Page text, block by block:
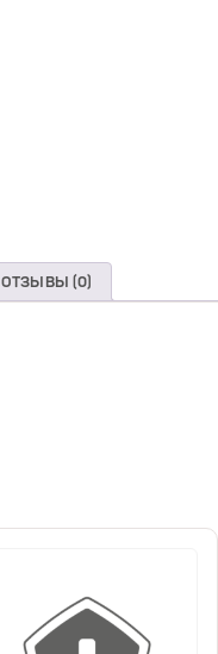
ОТЗЫВЫ (0)